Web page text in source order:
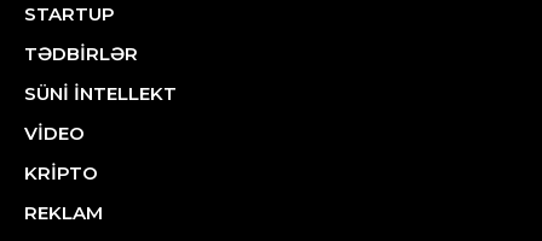
STARTUP
TƏDBİRLƏR
SÜNİ İNTELLEKT
VİDEO
KRİPTO
REKLAM